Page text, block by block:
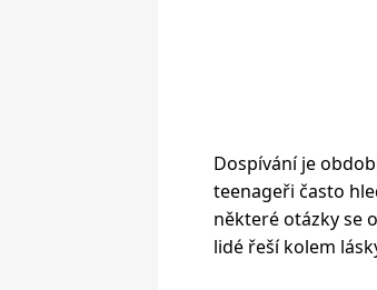
Dospívání je
teenageři často
některé otázky se
lidé řeší kolem